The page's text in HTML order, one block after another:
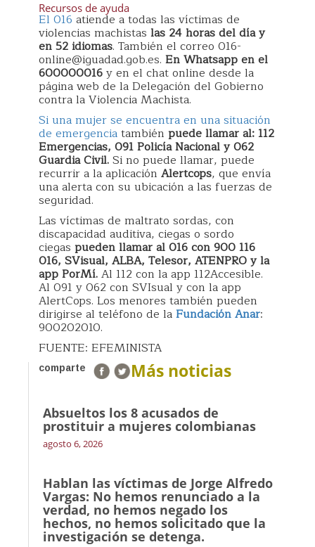
Recursos de ayuda
El 016 atiende a todas las víctimas de
violencias machistas las 24 horas del día y
en 52 idiomas. También el correo 016-
online@iguadad.gob.es. En Whatsapp en el
600000016y en el chat online desde la
página web de la Delegación del Gobierno
contra la Violencia Machista.
Si una mujer se encuentra en una situación
de emergenciatambién puede llamar al: 112
Emergencias, 091 Policía Nacional y 062
Guardia Civil.Si no puede llamar, puede
recurrir a la aplicación Alertcops, que envía
una alerta con su ubicación a las fuerzas de
seguridad.
Las víctimas de maltrato sordas, con
discapacidad auditiva, ciegas o sordo
ciegas pueden llamar al 016 con 900 116
016, SVisual, ALBA, Telesor, ATENPRO y la
app PorMí.Al 112 con la app 112Accesible.
Al 091 y 062 con SVIsual y con la app
AlertCops. Los menores también pueden
dirigirse al teléfono de laFundación Anar:
900202010.
FUENTE: EFEMINISTA
comparte Más noticias
Absueltos los 8 acusados de
prostituir a mujeres colombianas
agosto 6, 2026
Hablan las víctimas de Jorge Alfredo
Vargas: No hemos renunciado a la
verdad, no hemos negado los
hechos, no hemos solicitado que la
investigación se detenga.